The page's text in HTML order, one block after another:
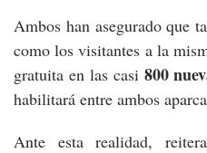
Ambos han asegurado que
como los visitantes a la
gratuita en las casi 800
habilitará entre ambos
Ante esta realidad,